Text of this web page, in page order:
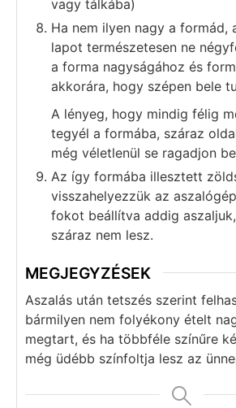
vagy tálkába)
Ha nem ilyen nagy a formád,
lapot természetesen ne
a forma nagyságához és
akkorára, hogy szépen bele
A lényeg, hogy mindig félig
tegyél a formába, száraz
még véletlenül se ragadjon
Az így formába illesztett
visszahelyezzük az
fokot beállítva addig
száraz nem lesz.
MEGJEGYZÉSEK
Aszalás után tetszés szerint
bármilyen nem folyékony ételt
megtart, és ha többféle színűre
még üdébb színfoltja lesz az